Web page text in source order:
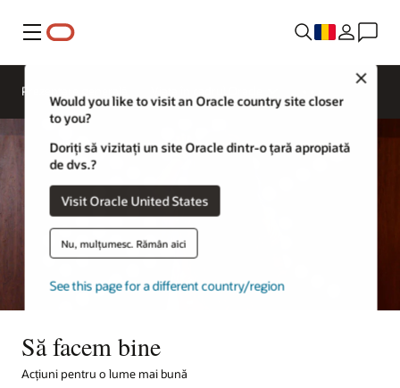
Menu
Would you like to visit an Oracle country site closer
to you?
Doriți să vizitați un site Oracle dintr-o țară apropiată
de dvs.?
Visit Oracle United States
Nu, mulțumesc. Rămân aici
See this page for a different country/region
Prezentare generală
Să facem bine
Acțiuni pentru o lume mai bună